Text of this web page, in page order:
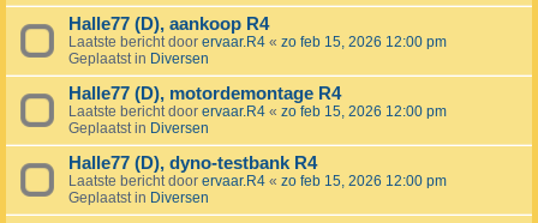
Halle77 (D), aankoop R4
Laatste bericht door ervaar.R4 « zo feb 15, 2026 12:00 pm
Geplaatst in Diversen
Halle77 (D), motordemontage R4
Laatste bericht door ervaar.R4 « zo feb 15, 2026 12:00 pm
Geplaatst in Diversen
Halle77 (D), dyno-testbank R4
Laatste bericht door ervaar.R4 « zo feb 15, 2026 12:00 pm
Geplaatst in Diversen